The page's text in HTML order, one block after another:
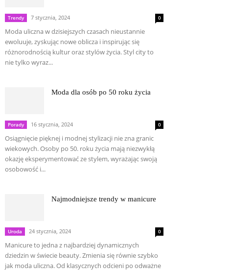
Trendy 7 stycznia, 2024 0
Moda uliczna w dzisiejszych czasach nieustannie
ewoluuje, zyskując nowe oblicza i inspirując się
różnorodnością kultur oraz stylów życia. Styl city to
nie tylko wyraz...
Moda dla osób po 50 roku życia
Porady 16 stycznia, 2024 0
Osiągnięcie pięknej i modnej stylizacji nie zna granic
wiekowych. Osoby po 50. roku życia mają niezwykłą
okazję eksperymentować ze stylem, wyrażając swoją
osobowość i...
Najmodniejsze trendy w manicure
Uroda 24 stycznia, 2024 0
Manicure to jedna z najbardziej dynamicznych
dziedzin w świecie beauty. Zmienia się równie szybko
jak moda uliczna. Od klasycznych odcieni po odważne